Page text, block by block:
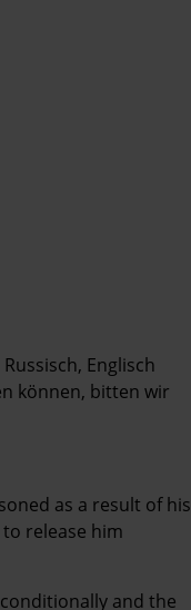
Englisch
können, bitten wir
as a result of his
release him
and the